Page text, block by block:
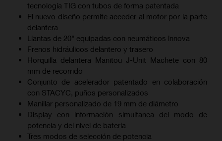
tecnología TIG con tubos de forma patentada
El nuevo diseño permite acceder al motor por la parte
delantera
Llantas de 20" equipadas con neumáticos lnnova
Frenos hidráulicos delantero y trasero
Horquilla delantera Manitou J-Unit Machete con 80
mm de recorrido
Conjunto de acelerador patentado en colaboración
con STACYC, puños personalizados
Manillar personalizado de 19 mm de diámetro
Display con información simultanea del modo de
potencia y del nivel de batería
Tres modos de selección de potencia